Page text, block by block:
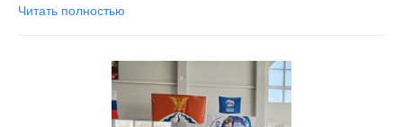
Читать полностью